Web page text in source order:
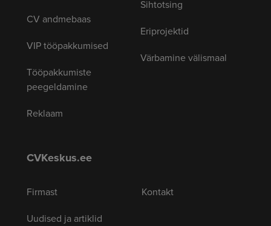
CV andmebaas
VIP tööpakkumised
Tööpakkumiste
peegeldamine
Reklaam
Sihtotsing
Eriprojektid
Värbamine välismaal
CVKeskus.ee
Firmast
Uudised ja artiklid
Kontakt